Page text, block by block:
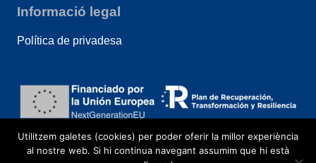
Informació legal
Política de privadesa
Utilitzem galetes (cookies) per poder oferir la millor experiència
al nostre web. Si hi continua navegant assumim que hi està